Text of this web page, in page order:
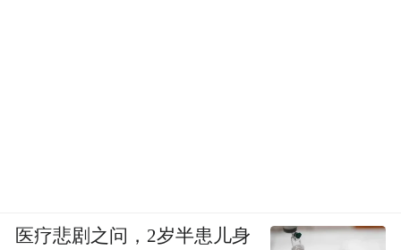
医疗悲剧之问，2岁半患儿身